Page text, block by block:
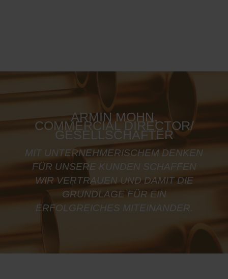
ARMIN MOHN,
COMMERCIAL DIRECTOR/
GESELLSCHAFTER
MIT UNTERNEHMERISCHEM DENKEN
FÜR UNSERE KUNDEN SCHAFFEN
WIR VERTRAUEN UND DAMIT DIE
GRUNDLAGE FÜR EIN
ERFOLGREICHES MITEINANDER.